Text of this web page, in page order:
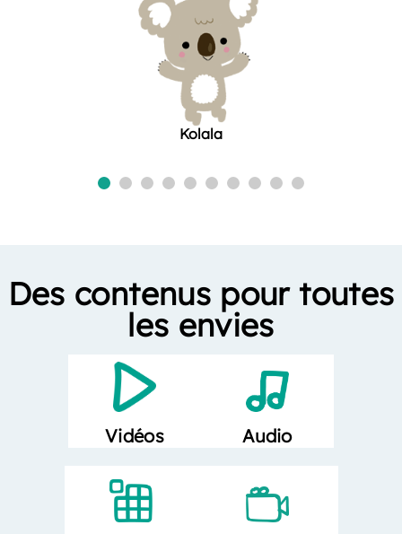
Kolala
Des contenus pour toutes
les envies
Vidéos Audio